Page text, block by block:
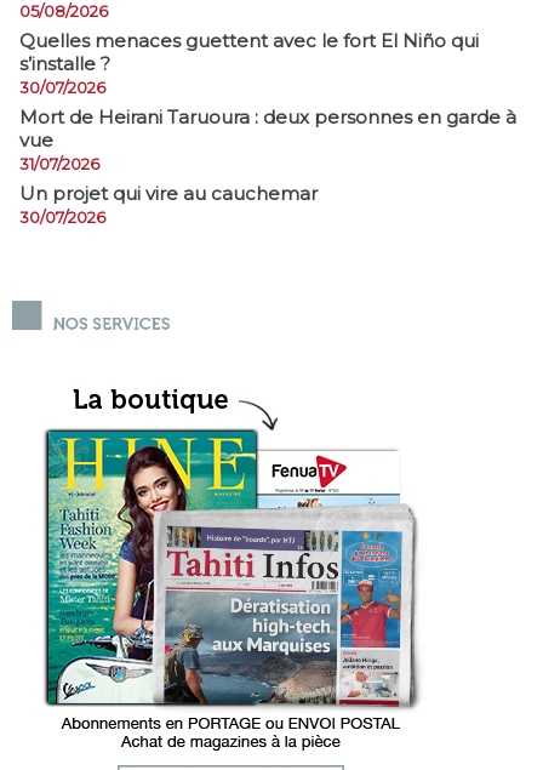
05/08/2026
Quelles menaces guettent avec le fort El Niño qui
s’installe ?
30/07/2026
Mort de Heirani Taruoura : deux personnes en garde à
vue
31/07/2026
Un projet qui vire au cauchemar
30/07/2026